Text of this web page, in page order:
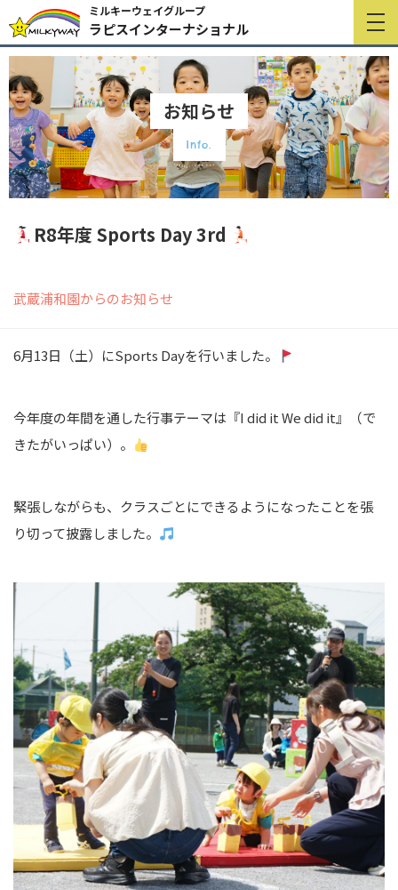
ミルキーウェイグループ
ラピスインターナショナル
お知らせ
Info.
R8年度 Sports Day 3rd
武蔵浦和園からのお知らせ
6月13日（土）にSports Dayを行いました。
今年度の年間を通した行事テーマは『I did it We did it』（で
きたがいっぱい）。
緊張しながらも、クラスごとにできるようになったことを張
り切って披露しました。